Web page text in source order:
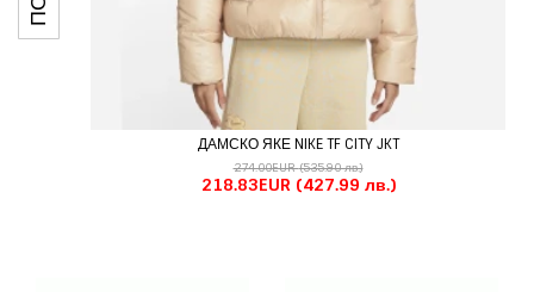
ДАМСКО ЯКЕ NIKE TF CITY JKT
274.00EUR(535.90 лв.)
218.83EUR (427.99 лв.)